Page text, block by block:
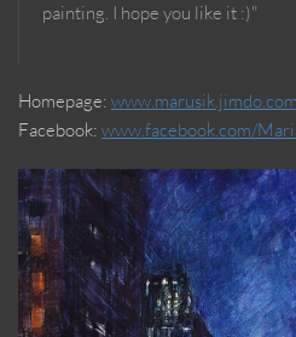
painting. I hope you like it :)"
Homepage: www.marusik.jimdo.com
Facebook: www.facebook.com/